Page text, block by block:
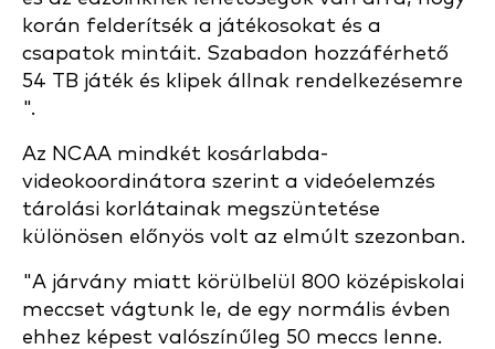
korán felderítsék a játékosokat és a
csapatok mintáit. Szabadon hozzáférhető
54 TB játék és klipek állnak rendelkezésemre
".
Az NCAA mindkét kosárlabda-
videokoordinátora szerint a videóelemzés
tárolási korlátainak megszüntetése
különösen előnyös volt az elmúlt szezonban.
"A járvány miatt körülbelül 800 középiskolai
meccset vágtunk le, de egy normális évben
ehhez képest valószínűleg 50 meccs lenne.